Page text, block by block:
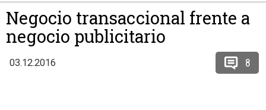
Negocio transaccional frente a
negocio publicitario
03.12.2016 8